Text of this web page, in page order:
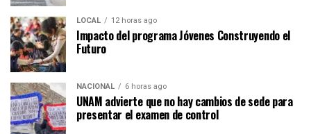
LOCAL 12 horas ago
Impacto del programa Jóvenes Construyendo el
Futuro
NACIONAL 6 horas ago
UNAM advierte que no hay cambios de sede para
presentar el examen de control